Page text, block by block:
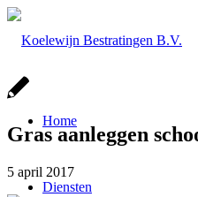
Home
Diensten
Gras aanleggen
5 april 2017